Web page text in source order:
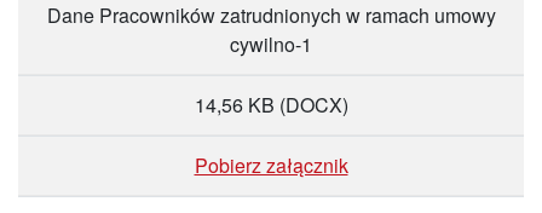
Dane Pracowników zatrudnionych w ramach umowy
cywilno-1
14,56 KB (DOCX)
Pobierz załącznik